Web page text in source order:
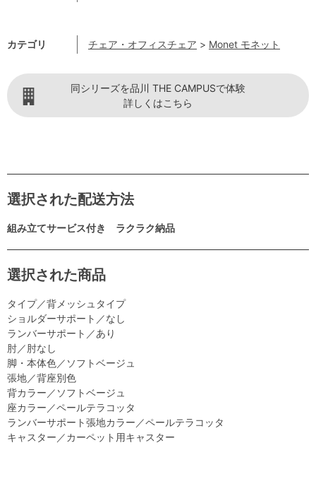
カテゴリ チェア・オフィスチェア > Monet モネット
同シリーズを品川 THE CAMPUSで体験
詳しくはこちら
選択された配送方法
組み立てサービス付き ラクラク納品
選択された商品
タイプ／背メッシュタイプ
ショルダーサポート／なし
ランバーサポート／あり
肘／肘なし
脚・本体色／ソフトベージュ
張地／背座別色
背カラー／ソフトベージュ
座カラー／ペールテラコッタ
ランバーサポート張地カラー／ペールテラコッタ
キャスター／カーペット用キャスター